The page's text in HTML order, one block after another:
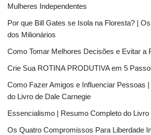
Mulheres Independentes
Por que Bill Gates se Isola na Floresta? |
dos Milionários
Como Tomar Melhores Decisões e Evitar a
Crie Sua ROTINA PRODUTIVA em 5
Como Fazer Amigos e Influenciar Pessoas
do Livro de Dale Carnegie
Essencialismo | Resumo Completo do
Os Quatro Compromissos Para Liberdade